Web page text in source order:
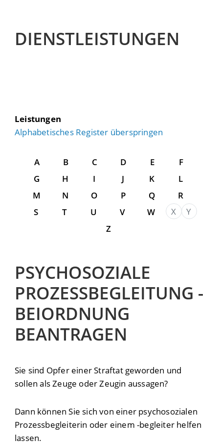
DIENSTLEISTUNGEN
Leistungen
Alphabetisches Register überspringen
A B C D E
F
G
H I J K
L
M
N O P Q
R
S
T U V W X
Y
Z
PSYCHOSOZIALE
PROZESSBEGLEITUNG -
BEIORDNUNG
BEANTRAGEN
Sie sind Opfer einer Straftat geworden und
sollen als Zeuge oder Zeugin aussagen?
Dann können Sie sich von einer psychosozialen
Prozessbegleiterin oder einem -begleiter helfen
lassen.